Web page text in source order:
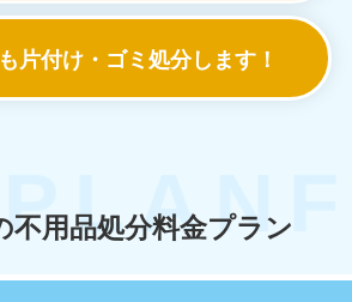
片付け・ゴミ処分します！
不用品処分料金プラン